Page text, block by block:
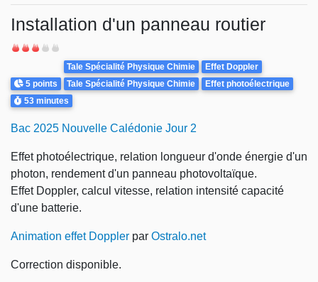
Installation d'un panneau routier
Difficulté
Points
5 points
Theme
Tale Spécialité Physique Chimie
Effet Doppler
Tale Spécialité Physique Chimie
Effet photoélectrique
Durée
53 minutes
Bac 2025 Nouvelle Calédonie Jour 2
Effet photoélectrique, relation longueur d'onde énergie d'un
photon, rendement d'un panneau photovoltaïque.
Effet Doppler, calcul vitesse, relation intensité capacité
d'une batterie.
Animation effet Doppler par Ostralo.net
Correction disponible.